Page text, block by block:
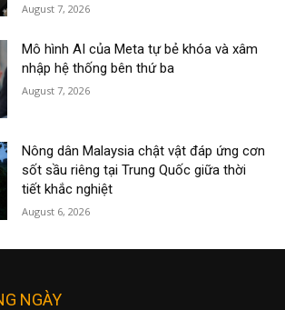
August 7, 2026
Mô hình AI của Meta tự bẻ khóa và xâm
nhập hệ thống bên thứ ba
August 7, 2026
Nông dân Malaysia chật vật đáp ứng cơn
sốt sầu riêng tại Trung Quốc giữa thời
tiết khắc nghiệt
August 6, 2026
NGÀY